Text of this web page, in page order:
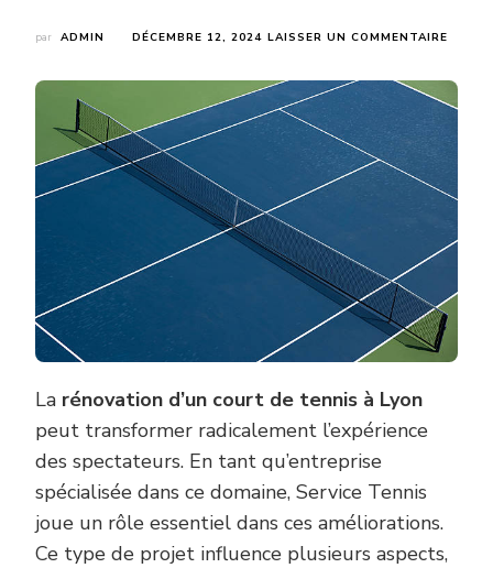
par ADMIN DÉCEMBRE 12, 2024 LAISSER UN COMMENTAIRE
À
DES
La rénovation d’un court de tennis à Lyon
peut transformer radicalement l’expérience
des spectateurs. En tant qu’entreprise
spécialisée dans ce domaine, Service Tennis
joue un rôle essentiel dans ces améliorations.
Ce type de projet influence plusieurs aspects,